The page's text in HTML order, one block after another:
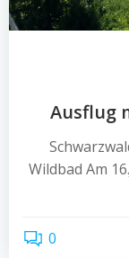
Ausflug
Wildbad Am
0